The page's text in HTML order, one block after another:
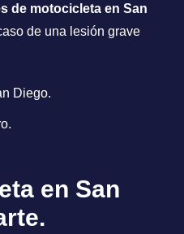
de motocicleta en San
de una lesión grave
Diego.
en San